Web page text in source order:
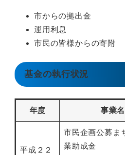
市からの拠出金
運用利息
市民の皆様からの寄附
基金の執行状況
年度 事業名
平成２２
市民企画公募ま
業助成金